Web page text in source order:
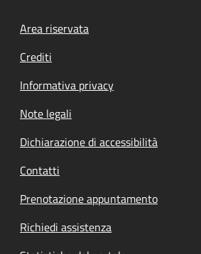
Footer menu
Area riservata
Crediti
Informativa privacy
Note legali
Dichiarazione di accessibilità
Contatti
Prenotazione appuntamento
Richiedi assistenza